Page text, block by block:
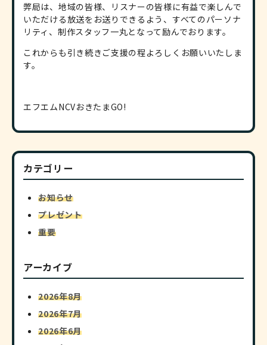
弊局は、地域の皆様、リスナーの皆様に有益で楽しんで
いただける放送をお送りできるよう、すべてのパーソナ
リティ、制作スタッフ一丸となって励んでおります。
これからも引き続きご支援の程よろしくお願いいたしま
す。
エフエムNCVおきたまGO!
カテゴリー
お知らせ
プレゼント
重要
アーカイブ
2026年8月
2026年7月
2026年6月